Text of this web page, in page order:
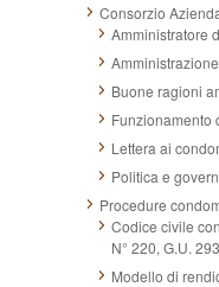
Consorzio
Amministratore
Buone ragioni
Funzionamento
Lettera ai
Politica e
Procedure
Codice civile
N° 220, G.U. 293
Modello di